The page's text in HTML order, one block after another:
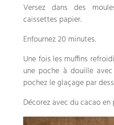
Versez dans des
caissettes papier.
Enfournez 20 minutes.
Une fois les muffins
une poche à douille
pochez le glaçage par
Décorez avec du cacao en